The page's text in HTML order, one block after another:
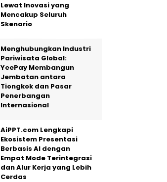
Lewat Inovasi yang
Mencakup Seluruh
Skenario
Menghubungkan Industri
Pariwisata Global:
YeePay Membangun
Jembatan antara
Tiongkok dan Pasar
Penerbangan
Internasional
AiPPT.com Lengkapi
Ekosistem Presentasi
Berbasis AI dengan
Empat Mode Terintegrasi
dan Alur Kerja yang Lebih
Cerdas